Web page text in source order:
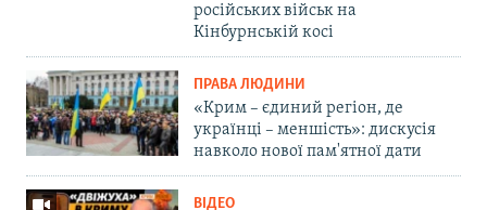
російських військ на
Кінбурнській косі
ПРАВА ЛЮДИНИ
«Крим – єдиний регіон, де
українці – меншість»: дискусія
навколо нової пам'ятної дати
ВІДЕО